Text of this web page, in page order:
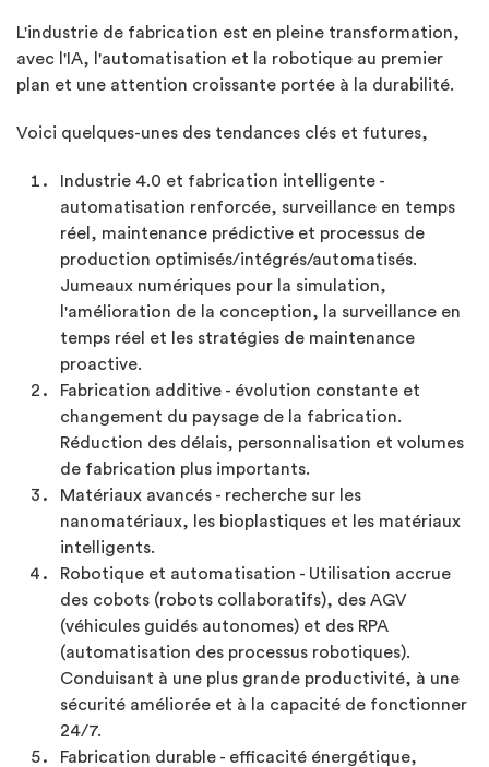
L'industrie de fabrication est en pleine transformation,
avec l'IA, l'automatisation et la robotique au premier
plan et une attention croissante portée à la durabilité.
Voici quelques-unes des tendances clés et futures,
Industrie 4.0 et fabrication intelligente -
automatisation renforcée, surveillance en temps
réel, maintenance prédictive et processus de
production optimisés/intégrés/automatisés.
Jumeaux numériques pour la simulation,
l'amélioration de la conception, la surveillance en
temps réel et les stratégies de maintenance
proactive.
Fabrication additive - évolution constante et
changement du paysage de la fabrication.
Réduction des délais, personnalisation et volumes
de fabrication plus importants.
Matériaux avancés - recherche sur les
nanomatériaux, les bioplastiques et les matériaux
intelligents.
Robotique et automatisation - Utilisation accrue
des cobots (robots collaboratifs), des AGV
(véhicules guidés autonomes) et des RPA
(automatisation des processus robotiques).
Conduisant à une plus grande productivité, à une
sécurité améliorée et à la capacité de fonctionner
24/7.
Fabrication durable - efficacité énergétique,